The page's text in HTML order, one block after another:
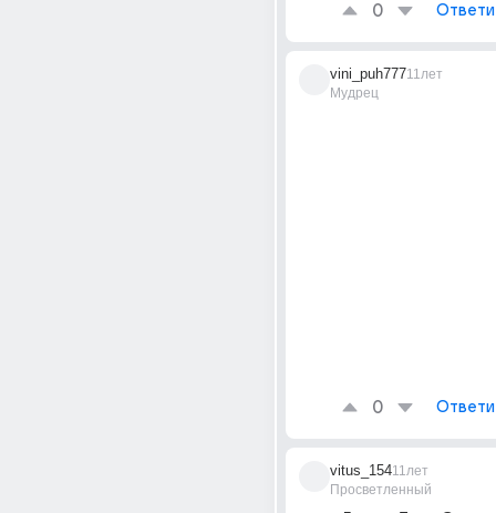
0
vini_puh777
Мудрец
11лет
0
vitus_154
Просветленный
11лет